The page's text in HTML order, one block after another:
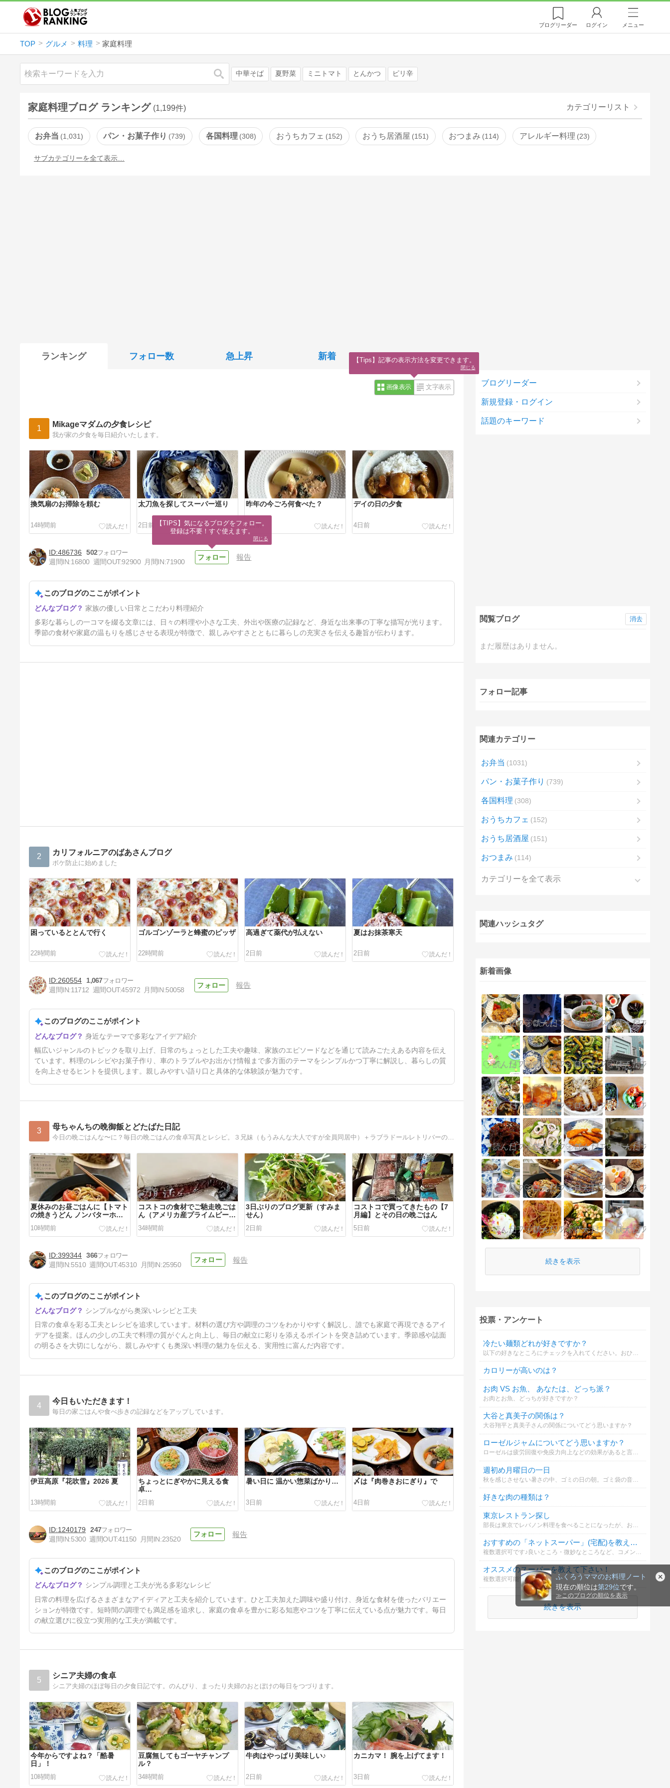
ふくろうママのお料理ノート
現在の順位は第29位です。
≫ このブログの順位を表示
ブログリーダー ログイン メニュー
TOP グルメ 料理 家庭料理
検索 中華そば 夏野菜 ミニトマト とんかつ ピリ辛
家庭料理ブログ ランキング (1,199件) カテゴリーリスト
お弁当 1,031 パン・お菓子作り 739 各国料理 308 おうちカフェ 152 おうち居酒屋 151 おつまみ 114 アレルギー料理 23
サブカテゴリーを全て表示…
ランキング フォロー数 急上昇 新着
画像表示 文字表示
1 Mikageマダムの夕食レシピ
我が家の夕食を毎日紹介いたします。
換気扇のお掃除を頼む
14時間前
太刀魚を探してスーパー巡り
2日前
昨年の今ごろ何食べた？
3日前
デイの日の夕食
4日前
到来物って？
5日前
486736
502
週間IN:16800 週間OUT:92900 月間IN:71900
報告
このブログのここがポイント
家族の優しい日常とこだわり料理紹介
多彩な暮らしの一コマを綴る文章には、日々の料理や小さな工夫、外出や医療の記録など、身近な出来事の丁寧な描写が光ります。
季節の食材や家庭の温もりを感じさせる表現が特徴で、親しみやすさとともに暮らしの充実さを伝える趣旨が伝わります。
2 カリフォルニアのばあさんブログ
ボケ防止に始めました
困っているととんで行く
22時間前
ゴルゴンゾーラと蜂蜜のピッザ
22時間前
高過ぎて薬代が払えない
2日前
夏はお抹茶寒天
2日前
娘婿さんの大家族に会う
3日前
260554
1,067
週間IN:11712 週間OUT:45972 月間IN:50058
報告
このブログのここがポイント
身近なテーマで多彩なアイデア紹介
幅広いジャンルのトピックを取り上げ、日常のちょっとした工夫や趣味、家族のエピソードなどを通じて読みごたえある内容を伝え
ています。料理のレシピやお菓子作り、車のトラブルやお出かけ情報まで多方面のテーマをシンプルかつ丁寧に解説し、暮らしの質
を向上させるヒントを提供します。親しみやすい語り口と具体的な体験談が魅力です。
3 母ちゃんちの晩御飯とどたばた日記
夏休みのお昼ごはんに【トマト
の焼きうどん ノンバターホワ
祭り中
10時間前
コストコの食材でご馳走晩ごは
ん（アメリカ産プライムビーフ
34時間前
3日ぶりのブログ更新（すみま
せん）
2日前
コストコで買ってきたもの【7
月編】とその日の晩ごはん
5日前
今回のお悩み相談：タルタルソ
ースがおいしく作れない/モッ
使ってスタミナ晩ごはん
6日前
399344 366
週間IN:5510 週間OUT:45310 月間IN:25950
報告
このブログのここがポイント
シンプルながら奥深いレシピと工夫
日常の食卓を彩る工夫とレシピを追求しています。材料の選び方や調理のコツをわかりやすく解説し、誰でも家庭で再現できるアイ
デアを提案。ほんの少しの工夫で料理の質がぐんと向上し、毎日の献立に彩りを添えるポイントを突き詰めています。季節感や誌面
の明るさを大切にしながら、親しみやすくも奥深い料理の魅力を伝える、実用性に富んだ内容です。
4 今日もいただきます！
毎日の家ごはんや食べ歩きの記録などをアップしています。
伊豆高原『花吹雪』2026 夏
13時間前
ちょっとにぎやかに見える食
卓…
2日前
暑い日に 温かい惣菜ばかり…
3日前
〆は『肉巻きおにぎり』で
4日前
真夏の鍋料理もこれまた良し ♪
5日前
1240179
247
週間IN:5300 週間OUT:41150 月間IN:23520
報告
このブログのここがポイント
シンプル調理と工夫が光る多彩なレシピ
日常の料理を広げるさまざまなアイディアと工夫を紹介しています。ひと工夫加えた調味や盛り付け、身近な食材を使ったバリエー
ションが特徴です。短時間の調理でも満足感を追求し、家庭の食卓を豊かに彩る知恵やコツを丁寧に伝えている点が魅力です。毎日
の献立選びに役立つ実用的な工夫が満載です。
5 シニア夫婦の食卓
シニア夫婦のほぼ毎日の夕食日記です。のんびり、まったり夫婦のおとぼけの毎日をつづります。
今年からですよね？「酷暑
日」！
10時間前
豆腐無してもゴーヤチャンプ
ル？
34時間前
牛肉はやっぱり美味しい♪
2日前
カニカマ！ 腕を上げてます！
3日前
ブログリーダー
新規登録・ログイン
話題のキーワード
閲覧ブログ
まだ履歴はありません。
消去
フォロー記事
関連カテゴリー
お弁当 1031
パン・お菓子作り 739
各国料理 308
おうちカフェ 152
おうち居酒屋 151
おつまみ 114
カテゴリーを全て表示
関連ハッシュタグ
新着画像
続きを表示
投票・アンケート
冷たい麺類どれが好きですか？
カロリーが高いのは？
お肉 VS お魚、 あなたは、どっち派？
お肉とお魚、どっちが好きですか？
大谷と真美子の関係は？
大谷翔平と真美子さんの関係についてどう思いますか？
ローゼルジャムについてどう思いますか？
ローゼルは疲労回復や免疫力向上などの効果があると言われています。あなたはローゼルジャムに興味がありますか？
週初め月曜日の一日
好きな肉の種類は？
東京レストラン探し
部長は東京でレバノン料理を食べることになったが、お店をどうやって見つけたか
おすすめの「ネットスーパー」(宅配)を教えてください！
複数選択可です♪良いところ・微妙なところなど、コメント頂けたら嬉しいです。
オススメのスーパーを教えて下さい！
複数選択可能です♪
続きを表示
【TIPS】気になるブログをフォロー。
登録は不要！すぐ使えます。
閉じる
【Tips】記事の表示方法を変更できます。
閉じる